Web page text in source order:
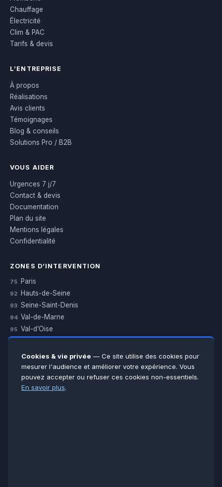
Chauffage
Électricité
Clim & PAC
Tarifs & devis
L’ENTREPRISE
À propos
Réalisations
Avis clients
Témoignages
Blog & conseils
Solutions Pro / B2B
VOUS AIDER
Urgences 7 j/7
Contact & devis
Documentation
Plan du site
Mentions légales
Confidentialité
ZONES D’INTERVENTION
75 Paris
92 Hauts-de-Seine
93 Seine-Saint-Denis
94 Val-de-Marne
95 Val-d’Oise
Essonne
Seine-et-Marne
Voir toutes les villes →
Cookies & vie privée — Ce site utilise des cookies pour
mesurer l'audience et améliorer votre expérience. Vous
pouvez accepter ou refuser ces cookies non-essentiels.
En savoir plus.